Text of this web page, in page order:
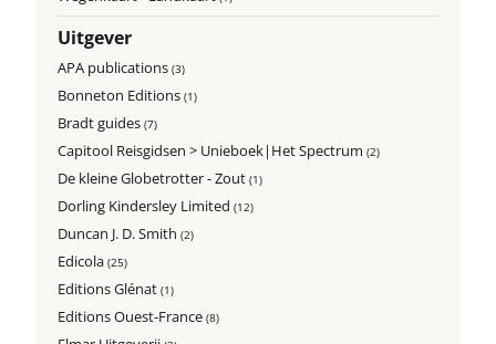
Uitgever
APA publications(3)
Bonneton Editions(1)
Bradt guides(7)
Capitool Reisgidsen > Unieboek|Het Spectrum(2)
De kleine Globetrotter - Zout(1)
Dorling Kindersley Limited(12)
Duncan J. D. Smith(2)
Edicola(25)
Editions Glénat(1)
Editions Ouest-France(8)